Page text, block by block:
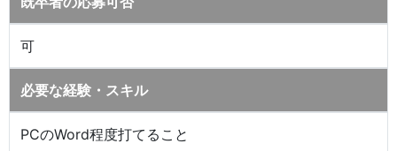
可
必要な経験・スキル
PCのWord程度打てること